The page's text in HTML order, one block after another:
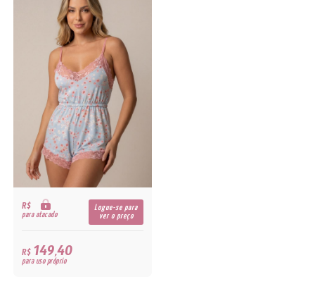
R$
para atacado
Logue-se para
ver o preço
R$149,40
para uso próprio